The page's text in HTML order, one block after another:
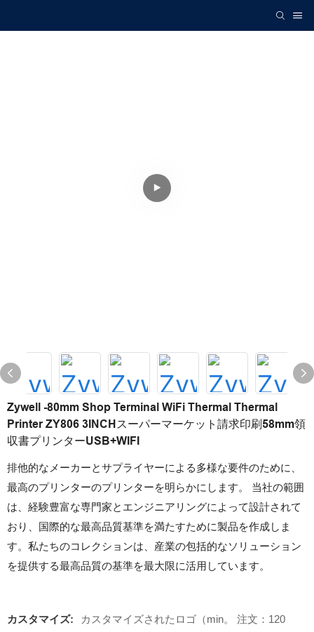
Zywell -80mm Shop Terminal WiFi Thermal Thermal
Printer ZY806 3INCHスーパーマーケット請求印刷58mm領
収書プリンターUSB+WIFI
排他的なメーカーとサプライヤーによる多様な要件のために、
最高のプリンターのプリンターを明らかにします。 当社の範囲
は、経験豊富な専門家とエンジニアリングによって設計されて
おり、国際的な最高品質基準を満たすために製品を作成しま
す。私たちのコレクションは、産業の包括的なソリューション
を提供する最高品質の基準を最大限に活用しています。
カスタマイズ:
カスタマイズされたロゴ（min。 注文：120